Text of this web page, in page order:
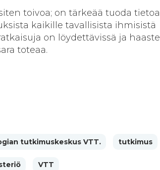
toivoa; on tärkeää tuoda tietoa
kaikille tavallisista ihmisistä
on löydettävissä ja
toteaa.
tutkimuskeskus VTT. tutkimus
VTT